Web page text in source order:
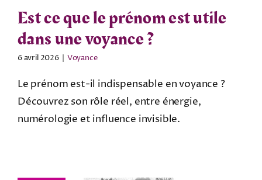
Est ce que le prénom est utile
dans une voyance ?
6 avril 2026 | Voyance
Le prénom est-il indispensable en voyance ?
Découvrez son rôle réel, entre énergie,
numérologie et influence invisible.